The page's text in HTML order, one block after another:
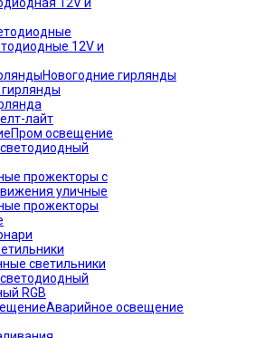
12V и
Новогодние гирлянды
лайт
Пром освещение
прожекторы с
уличные
прожекторы
светильники
RGB
Аварийное освещение